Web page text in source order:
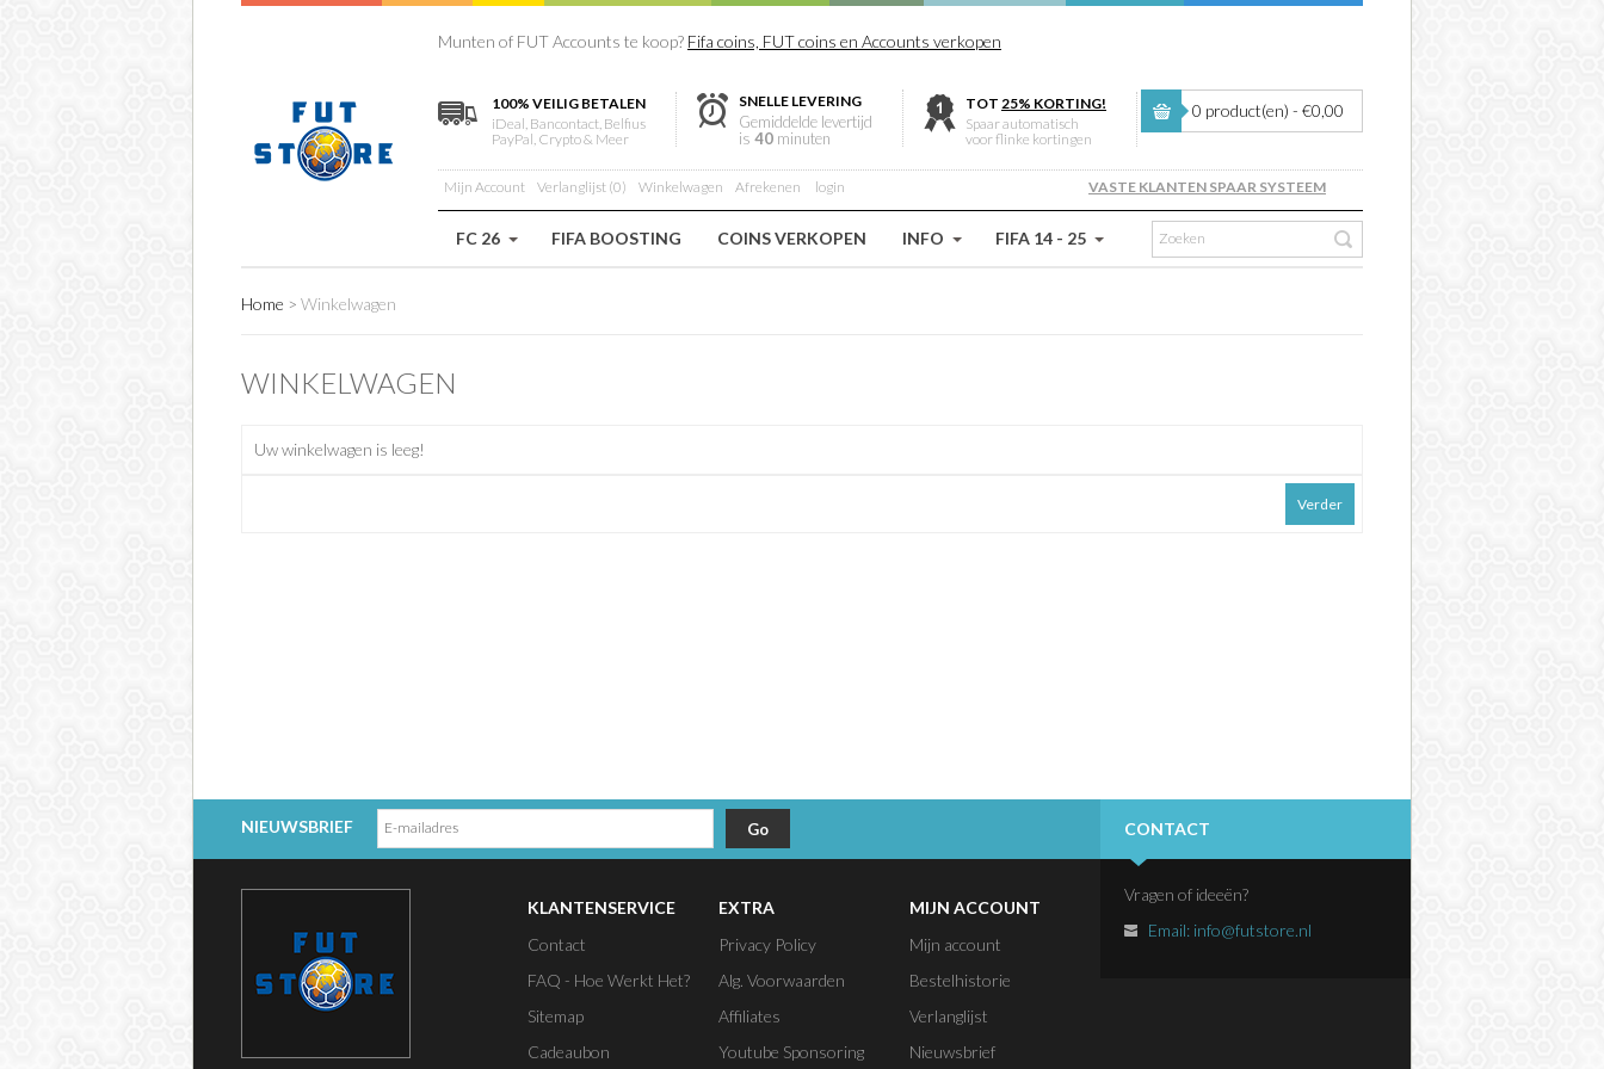
Munten of FUT Accounts te koop? Fifa coins, FUT coins en Accounts verkopen
100% VEILIG BETALEN
iDeal, Bancontact, Belfius
PayPal, Crypto & Meer
SNELLE LEVERING
Gemiddelde levertijd
is 40 minuten
TOT 25% KORTING!
Spaar automatisch
voor flinke kortingen
0 product(en) - €0,00
Mijn Account Verlanglijst (0) Winkelwagen Afrekenen login VASTE KLANTEN SPAAR SYSTEEM
FC 26 FIFA BOOSTING COINS VERKOPEN INFO FIFA 14 - 25
Home > Winkelwagen
WINKELWAGEN
Uw winkelwagen is leeg!
Verder
NIEUWSBRIEF
KLANTENSERVICE
Contact
FAQ - Hoe Werkt Het?
Sitemap
Cadeaubon
EXTRA
Privacy Policy
Alg. Voorwaarden
Affiliates
Youtube Sponsoring
MIJN ACCOUNT
Mijn account
Bestelhistorie
Verlanglijst
Nieuwsbrief
CONTACT
Vragen of ideeën?
Email: info@futstore.nl